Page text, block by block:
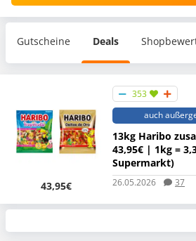
Gutscheine Deals
43,95€
353
auch
13kg Haribo
43,95€ | 1kg =
Supermarkt)
26.05.2026 37